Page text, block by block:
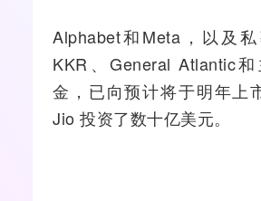
Alphabet和Meta，以及
KKR、General Atlantic
金，已向预计将于明年上
Jio 投资了数十亿美元。